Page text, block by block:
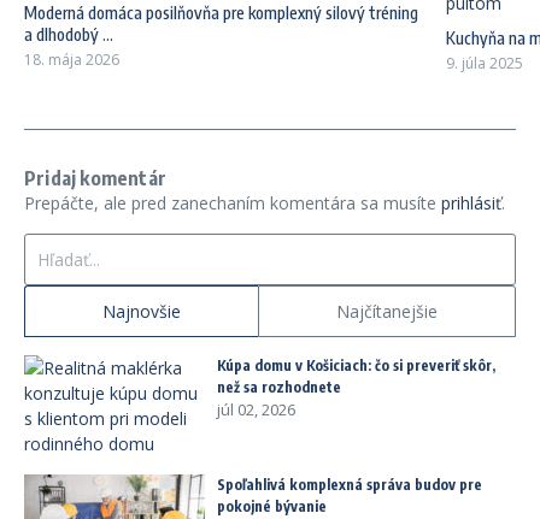
Moderná domáca posilňovňa pre komplexný silový tréning
a dlhodobý ...
18. mája 2026
Kuchyňa na
9. júla 2025
Pridaj komentár
Prepáčte, ale pred zanechaním komentára sa musíte prihlásiť.
Najnovšie Najčítanejšie
Kúpa domu v Košiciach: čo si preveriť skôr,
než sa rozhodnete
júl 02, 2026
Spoľahlivá komplexná správa budov pre
pokojné bývanie